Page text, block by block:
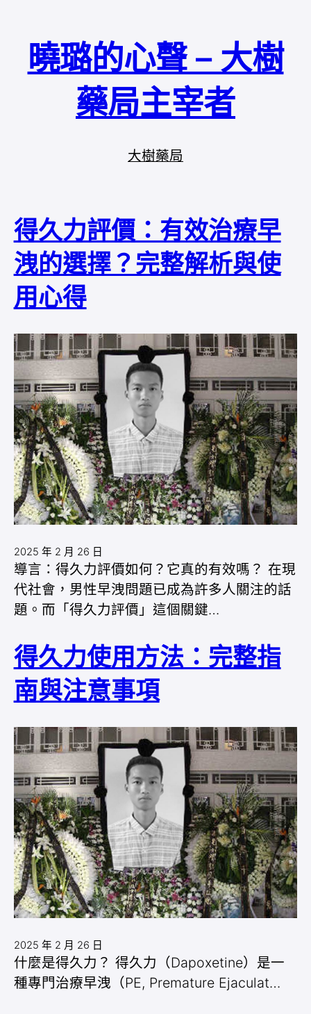
曉璐的心聲 – 大樹
藥局主宰者
大樹藥局
得久力評價：有效治療早
洩的選擇？完整解析與使
用心得
2025 年 2 月 26 日
導言：得久力評價如何？它真的有效嗎？ 在現
代社會，男性早洩問題已成為許多人關注的話
題。而「得久力評價」這個關鍵…
得久力使用方法：完整指
南與注意事項
2025 年 2 月 26 日
什麼是得久力？ 得久力（Dapoxetine）是一
種專門治療早洩（PE, Premature Ejaculat…